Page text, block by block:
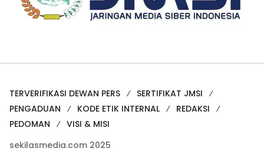
TERVERIFIKASI DEWAN PERS
SERTIFIKAT JMSI
PENGADUAN
KODE ETIK INTERNAL
REDAKSI
PEDOMAN
VISI & MISI
sekilasmedia.com 2025